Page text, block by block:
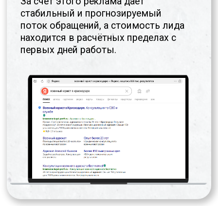
ХОТИТЕ СНАЧАЛА УЗНАТЬ
Посмотрите видео-разбор нашего
подхода на примере московской
юридической компании, которая
вышла на выручку 6+ млн ₽ в месяц
за 11 месяцев нашей работы.
В разборе:
как мы строили для московских
юристов собственную систему
привлечения клиентов;
стабильного потока;